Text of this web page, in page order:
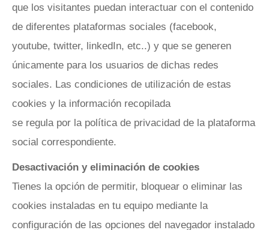
que los visitantes puedan interactuar con el contenido
de diferentes plataformas sociales (facebook,
youtube, twitter, linkedIn, etc..) y que se generen
únicamente para los usuarios de dichas redes
sociales. Las condiciones de utilización de estas
cookies y la información recopilada
se regula por la política de privacidad de la plataforma
social correspondiente.
Desactivación y eliminación de cookies
Tienes la opción de permitir, bloquear o eliminar las
cookies instaladas en tu equipo mediante la
configuración de las opciones del navegador instalado